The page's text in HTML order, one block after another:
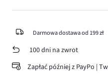
Darmowa dostawa od 199 zł
100 dni na zwrot
Zapłać później z PayPo |